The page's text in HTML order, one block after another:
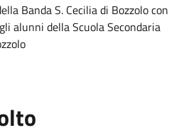
Banda S. Cecilia di Bozzolo con
alunni della Scuola Secondaria